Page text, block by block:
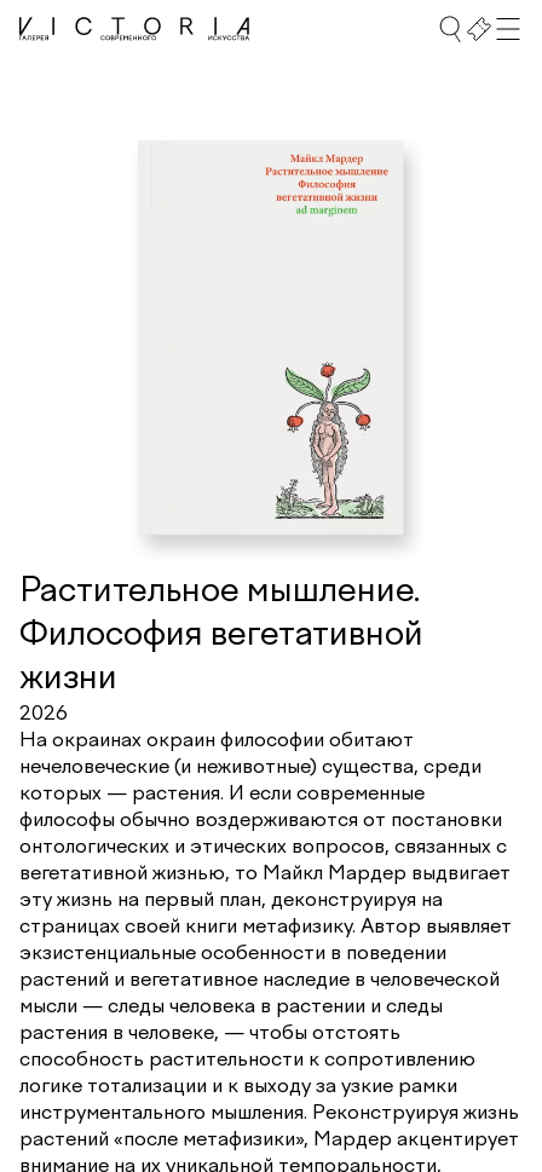
Растительное мышление.
Философия вегетативной
жизни
2026
На окраинах окраин философии обитают
нечеловеческие (и неживотные) существа, среди
которых — растения. И если современные
философы обычно воздерживаются от постановки
онтологических и этических вопросов, связанных с
вегетативной жизнью, то Майкл Мардер выдвигает
эту жизнь на первый план, деконструируя на
страницах своей книги метафизику. Автор выявляет
экзистенциальные особенности в поведении
растений и вегетативное наследие в человеческой
мысли — следы человека в растении и следы
растения в человеке, — чтобы отстоять
способность растительности к сопротивлению
логике тотализации и к выходу за узкие рамки
инструментального мышления. Реконструируя жизнь
растений «после метафизики», Мардер акцентирует
внимание на их уникальной темпоральности,